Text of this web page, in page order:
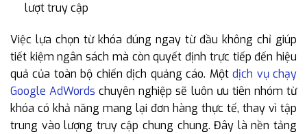
lượt truy cập
Việc lựa chọn từ khóa đúng ngay từ đầu không chỉ giúp
tiết kiệm ngân sách mà còn quyết định trực tiếp đến hiệu
quả của toàn bộ chiến dịch quảng cáo. Mộtdịch vụ chạy
Google AdWords chuyên nghiệp sẽ luôn ưu tiên nhóm từ
khóa có khả năng mang lại đơn hàng thực tế, thay vì tập
trung vào lượng truy cập chung chung. Đây là nền tảng